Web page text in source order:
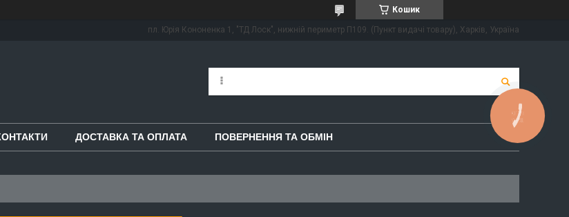
Кошик
пл. Юрія Кононенка 1, "ТД Лоск", нижній периметр П109. (Пункт видачі товару), Харків, Україна
ДОСТАВКА ТА ОПЛАТА ПОВЕРНЕННЯ ТА ОБМІН
КНОПКА
ЗВ'ЯЗКУ